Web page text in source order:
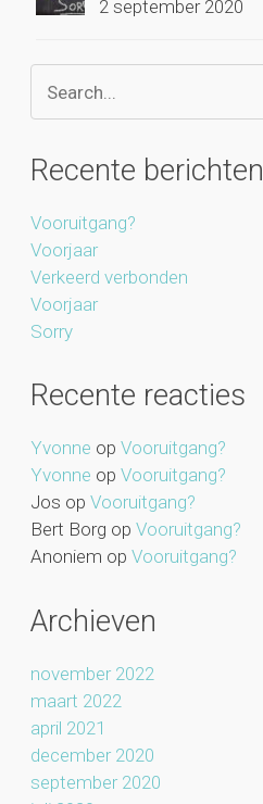
2 september 2020
Recente berichten
Vooruitgang?
Voorjaar
Verkeerd verbonden
Voorjaar
Sorry
Recente reacties
Yvonne op Vooruitgang?
Yvonne op Vooruitgang?
Jos op Vooruitgang?
Bert Borg op Vooruitgang?
Anoniem op Vooruitgang?
Archieven
november 2022
maart 2022
april 2021
december 2020
september 2020